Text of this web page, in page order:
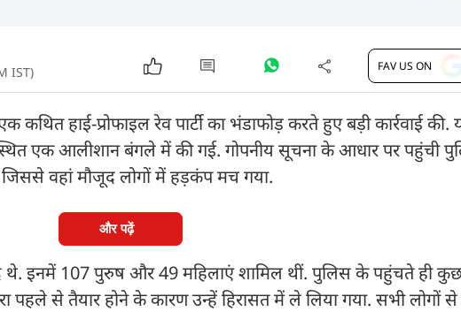
IST) FAV US ON
कथित हाई-प्रोफाइल रेव पार्टी का भंडाफोड़ करते हुए बड़ी कार्रवाई की.
एक आलीशान बंगले में की गई. गोपनीय सूचना के आधार पर पहुंची
वहां मौजूद लोगों में हड़कंप मच गया.
और पढ़ें
थे. इनमें 107 पुरुष और 49 महिलाएं शामिल थीं. पुलिस के पहुंचते ही
पहले से तैयार होने के कारण उन्हें हिरासत में ले लिया गया. सभी लोगों